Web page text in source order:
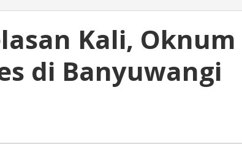
Kali, Oknum
di Banyuwangi